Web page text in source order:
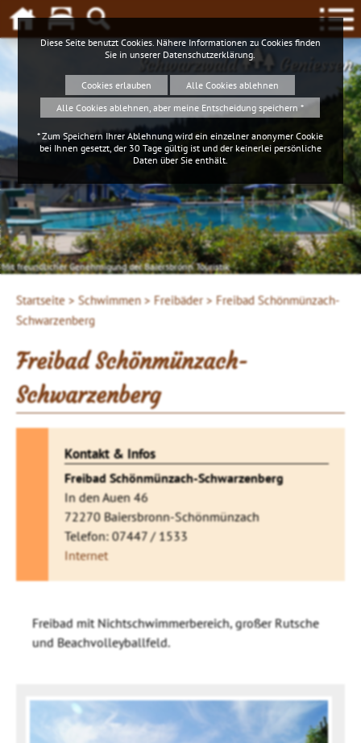
Schwarzwald Geniessen
Mit freundlicher Genehmigung der Baiersbronn Touristik
Startseite > Schwimmen > Freibäder > Freibad Schönmünzach-
Schwarzenberg
Freibad Schönmünzach-
Schwarzenberg
Kontakt & Infos
Freibad Schönmünzach-Schwarzenberg
In den Auen 46
72270 Baiersbronn-Schönmünzach
Telefon: 07447 / 1533
Internet
Freibad mit Nichtschwimmerbereich, großer Rutsche
und Beachvolleyballfeld.
Diese Seite benutzt Cookies. Nähere Informationen zu Cookies finden
Sie in unserer Datenschutzerklärung
Cookies erlauben
Alle Cookies ablehnen
Alle Cookies ablehnen, aber meine Entscheidung speichern *
* Zum Speichern Ihrer Ablehnung wird ein einzelner anonymer Cookie
bei Ihnen gesetzt, der 30 Tage gültig ist und der keinerlei persönliche
Daten über Sie enthält.